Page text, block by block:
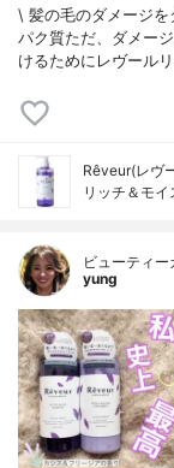
\ 髪の毛のダメージを
パク質ただ、ダメー
けるために⁡レヴール
Rêveur(レヴ
リッチ＆モ
ビューティ
yung